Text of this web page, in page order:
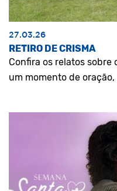
27.03.26
RETIRO DE CRISMA
Confira os relatos sobre
um momento de